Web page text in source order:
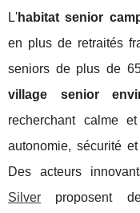
L'habitat senior
en plus de retraités
seniors de plus de
village senior
recherchant calme
autonomie, sécurité
Des acteurs
Silver proposent